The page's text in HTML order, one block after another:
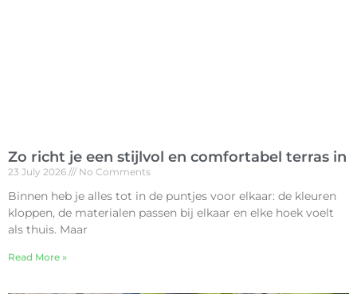
Zo richt je een stijlvol en comfortabel terras in
23 July 2026 No Comments
Binnen heb je alles tot in de puntjes voor elkaar: de kleuren
kloppen, de materialen passen bij elkaar en elke hoek voelt
als thuis. Maar
Read More »